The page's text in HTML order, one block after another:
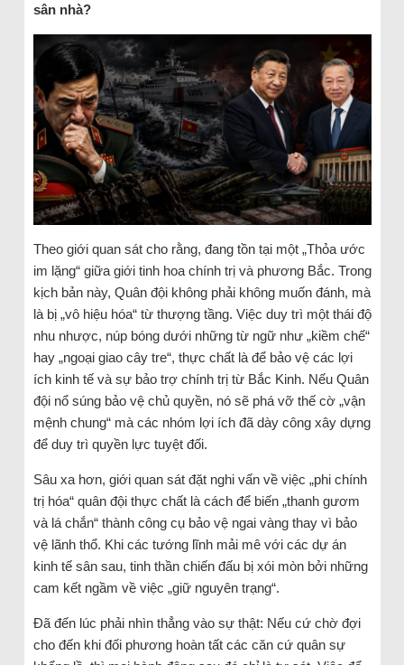
sân nhà?
Theo giới quan sát cho rằng, đang tồn tại một „Thỏa ước
im lặng“ giữa giới tinh hoa chính trị và phương Bắc. Trong
kịch bản này, Quân đội không phải không muốn đánh, mà
là bị „vô hiệu hóa“ từ thượng tầng. Việc duy trì một thái độ
nhu nhược, núp bóng dưới những từ ngữ như „kiềm chế“
hay „ngoại giao cây tre“, thực chất là để bảo vệ các lợi
ích kinh tế và sự bảo trợ chính trị từ Bắc Kinh. Nếu Quân
đội nổ súng bảo vệ chủ quyền, nó sẽ phá vỡ thế cờ „vận
mệnh chung“ mà các nhóm lợi ích đã dày công xây dựng
để duy trì quyền lực tuyệt đối.
Sâu xa hơn, giới quan sát đặt nghi vấn về việc „phi chính
trị hóa“ quân đội thực chất là cách để biến „thanh gươm
và lá chắn“ thành công cụ bảo vệ ngai vàng thay vì bảo
vệ lãnh thổ. Khi các tướng lĩnh mải mê với các dự án
kinh tế sân sau, tinh thần chiến đấu bị xói mòn bởi những
cam kết ngầm về việc „giữ nguyên trạng“.
Đã đến lúc phải nhìn thẳng vào sự thật: Nếu cứ chờ đợi
cho đến khi đối phương hoàn tất các căn cứ quân sự